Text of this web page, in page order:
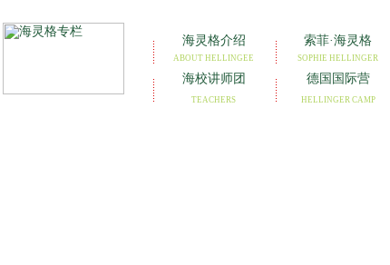
海灵格介绍
ABOUT HELLINGEE
索菲·海灵格
SOPHIE HELLINGER
海校讲师团 德国国际营
TEACHERS HELLINGER CAMP